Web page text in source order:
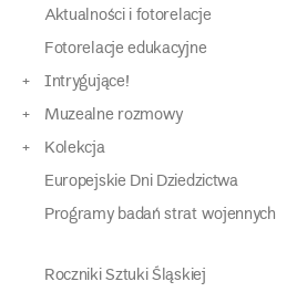
Aktualności i fotorelacje
Fotorelacje edukacyjne
Intrygujące!
Muzealne rozmowy
Kolekcja
Europejskie Dni Dziedzictwa
Programy badań strat wojennych
Roczniki Sztuki Śląskiej